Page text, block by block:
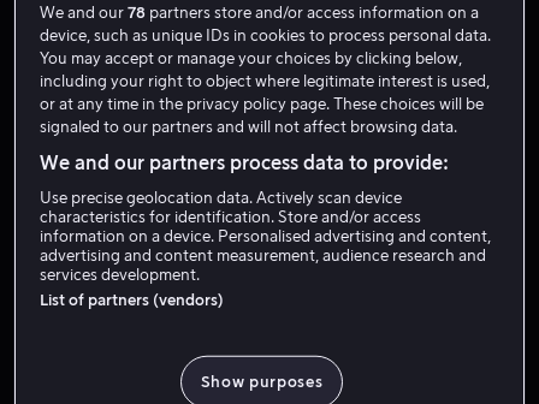
Fra 59 kr Fra 59 kr
We and our78 partners store and/or access information on a
device, such as unique IDs in cookies to process personal data.
You may accept or manage your choices by clicking below,
including your right to object where legitimate interest is used,
or at any time in the privacy policy page. These choices will be
signaled to our partners and will not affect browsing data.
We and our partners process data to provide:
Use precise geolocation data. Actively scan device
characteristics for identification. Store and/or access
information on a device. Personalised advertising and content,
advertising and content measurement, audience research and
services development.
List of partners (vendors)
Show purposes